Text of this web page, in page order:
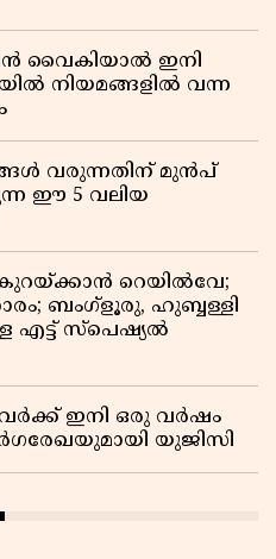
വൈകിയാൽ ഇനി
നിയമങ്ങളിൽ വന്ന
വരുന്നതിന് മുൻപ്
ഈ 5 വലിയ
റെയിൽവേ;
ബംഗ്ളൂരു, ഹുബ്ബള്ളി
എട്ട് സ്പെഷ്യൽ
ഇനി ഒരു വർഷം
യുജിസി